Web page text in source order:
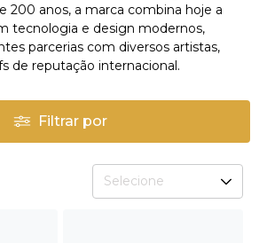
200 anos, a marca combina hoje a
tecnologia e design modernos,
parcerias com diversos artistas,
de reputação internacional.
Filtrar por
Selecione